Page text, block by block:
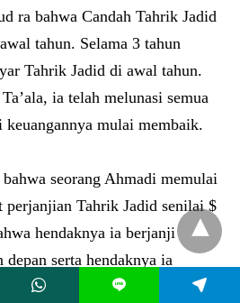
ra bahwa Candah Tahrik Jadid
tahun. Selama 3 tahun
Tahrik Jadid di awal tahun.
ia telah melunasi semua
keuangannya mulai membaik.
seorang Ahmadi memulai
perjanjian Tahrik Jadid senilai $
hendaknya ia berjanji
serta hendaknya ia
Khalifatul Masih untuk minta
L